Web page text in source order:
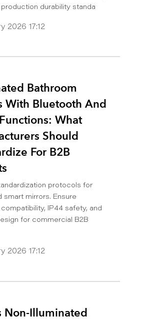
durability standa
2026 17:12
Bathroom
With Bluetooth And
What
Should
For B2B
protocols for
smart mirrors. Ensure
IP44 safety, and
for commercial B2B
2026 17:12
Non-Illuminated